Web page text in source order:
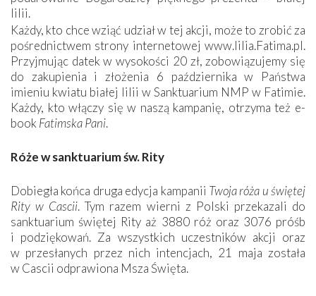
lilii.
Każdy, kto chce wziąć udział w tej akcji, może to zrobić za
pośrednictwem strony internetowej www.lilia.Fatima.pl.
Przyjmując datek w wysokości 20 zł, zobowiązujemy się
do zakupienia i złożenia 6 października w Państwa
imieniu kwiatu białej lilii w Sanktuarium NMP w Fatimie.
Każdy, kto włączy się w naszą kampanię, otrzyma też e-
bookFatimska Pani.
Róże w sanktuarium św. Rity
Dobiegła końca druga edycja kampanii Twoja róża u świętej
Rity w Cascii. Tym razem wierni z Polski przekazali do
sanktuarium świętej Rity aż 3880 róż oraz 3076 próśb
i podziękowań. Za wszystkich uczestników akcji oraz
w przesłanych przez nich intencjach, 21 maja została
w Cascii odprawiona Msza Święta.